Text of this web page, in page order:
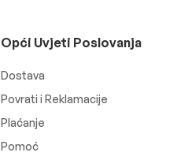
Opći Uvjeti Poslovanja
Dostava
Povrati i Reklamacije
Plaćanje
Pomoć